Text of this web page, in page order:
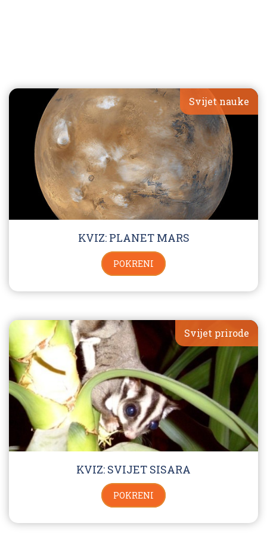
Svijet nauke
KVIZ: PLANET MARS
POKRENI
Svijet prirode
KVIZ: SVIJET SISARA
POKRENI